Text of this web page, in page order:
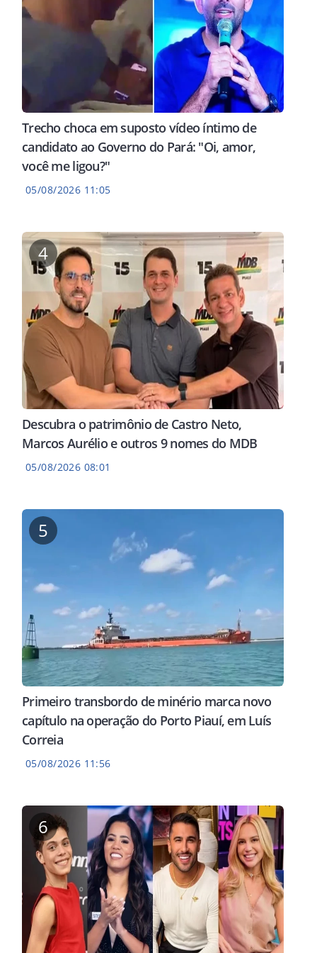
Trecho choca em suposto vídeo íntimo de
candidato ao Governo do Pará: "Oi, amor,
você me ligou?"
05/08/2026 11:05
4
Descubra o patrimônio de Castro Neto,
Marcos Aurélio e outros 9 nomes do MDB
05/08/2026 08:01
5
Primeiro transbordo de minério marca novo
capítulo na operação do Porto Piauí, em Luís
Correia
05/08/2026 11:56
6